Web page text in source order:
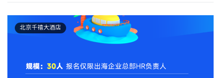
等专业内容和话题。 本次活动将邀请来自不同行业的专家，就如何
在海外招聘和管理人才、应对文化差异、处理劳动法律问题等进行
深入探讨。我们希望通过本次活动，能够为中国企业在出海过程中
遇到的人才问题提供有价值的建议和帮助。 在此，我们热烈欢迎大
家的到来，期待与大家共同探讨，共同进步。 2023出海HR管理高端
企业总部HR负责人 费用： HRTech出海俱乐部会员和企业出海HR同
仁首次参加可申请免费 非企业HR和非会员 980元/人 报名：
北京千禧大酒店